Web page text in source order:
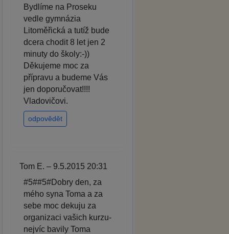
Bydlíme na Proseku
vedle gymnázia
Litoměřická a tutíž bude
dcera chodit 8 let jen 2
minuty do školy:-))
Děkujeme moc za
přípravu a budeme Vás
jen doporučovat!!!!
Vladovičovi.
odpovědět
Tom E. – 9.5.2015 20:31
#5##5#Dobry den, za
mého syna Toma a za
sebe moc dekuju za
organizaci vašich kurzu-
nejvíc bavily Toma